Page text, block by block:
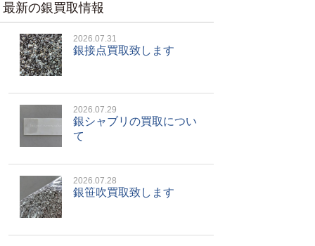
最新の銀買取情報
2026.07.31
銀接点買取致します
2026.07.29
銀シャブリの買取につい
て
2026.07.28
銀笹吹買取致します